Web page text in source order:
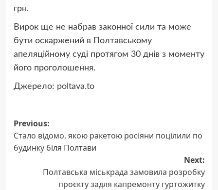
грн.
Вирок ще не набрав законної сили та може
бути оскаржений в Полтавському
апеляційному суді протягом 30 днів з моменту
його проголошення.
Джерело: poltava.to
Post
navigation
Previous:
Стало відомо, якою ракетою росіяни поцілили по
будинку біля Полтави
Next:
Полтавська міськрада замовила розробку
проєкту задля капремонту гуртожитку